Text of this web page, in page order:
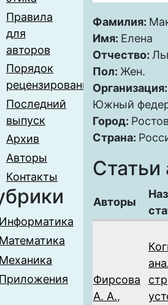
Правила
для
авторов
Порядок
рецензирования
Последний
выпуск
Архив
Авторы
Контакты
Информатика
Математика
Механика
Приложения
Фамилия:
Имя: Елена
Отчество:
Пол: Жен.
Южный
Город:
Страна:
Статьи
Авторы
Фирсова
А. А.,